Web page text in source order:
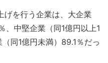
を行う企業は、大企業
、中堅企業（同1億円以上1
同1億円未満）89.1％だっ